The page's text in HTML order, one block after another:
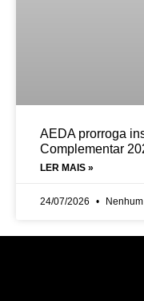
AEDA prorroga
Complementar
LER MAIS »
24/07/2026